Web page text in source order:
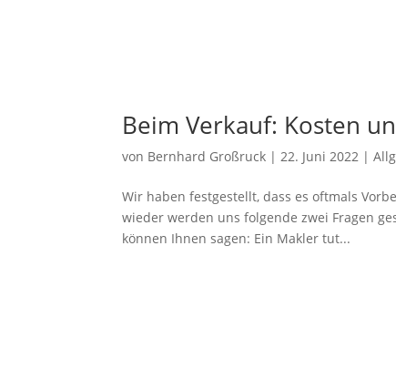
Beim Verkauf: Kosten
von Bernhard Großruck |22. Juni 2022 |
Wir haben festgestellt, dass es oftmals
wieder werden uns folgende zwei Fragen
können Ihnen sagen: Ein Makler tut...